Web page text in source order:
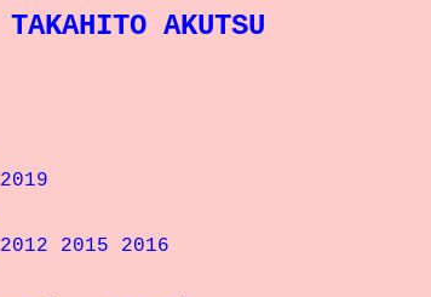
TAKAHITO AKUTSU
2015 2016